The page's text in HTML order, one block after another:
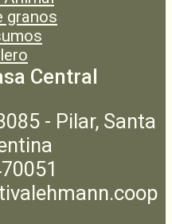
granos
Central
- Pilar, Santa